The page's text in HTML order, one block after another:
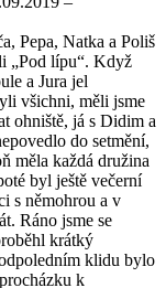
Pepa, Natka a Poliš
„Pod lípu“. Když
a Jura jel
všichni, měli jsme
ohniště, já s Didim a
do setmění,
měla každá družina
byl ještě večerní
s němohrou a v
Ráno jsme se
krátký
klidu bylo
k